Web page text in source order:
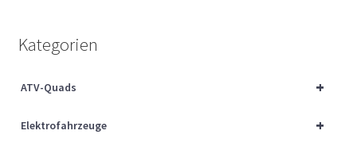
Kategorien
+
ATV-Quads
+
Elektrofahrzeuge